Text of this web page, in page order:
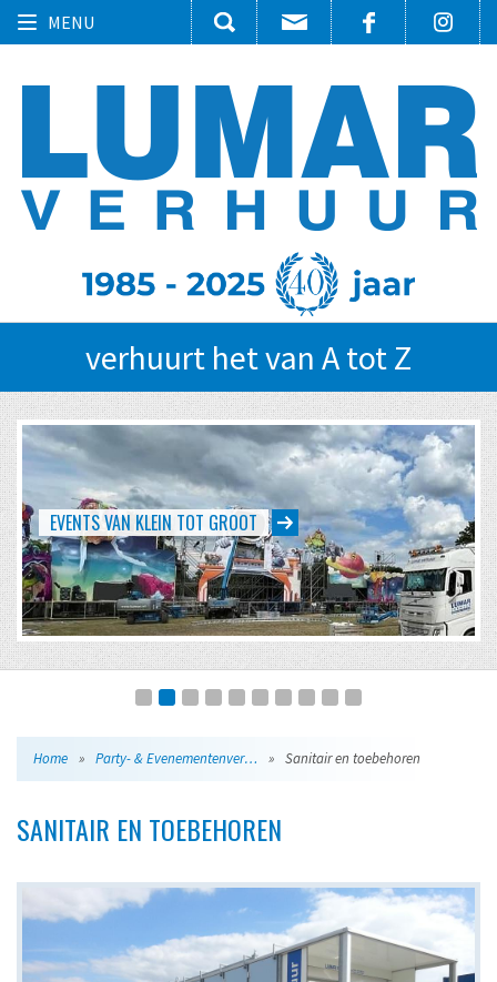
Toggle
MENU
verhuurt het van A tot Z
EVENTS VAN KLEIN TOT GROOT
Home » Party- & Evenementenverhuur » Sanitair en toebehoren
SANITAIR EN TOEBEHOREN